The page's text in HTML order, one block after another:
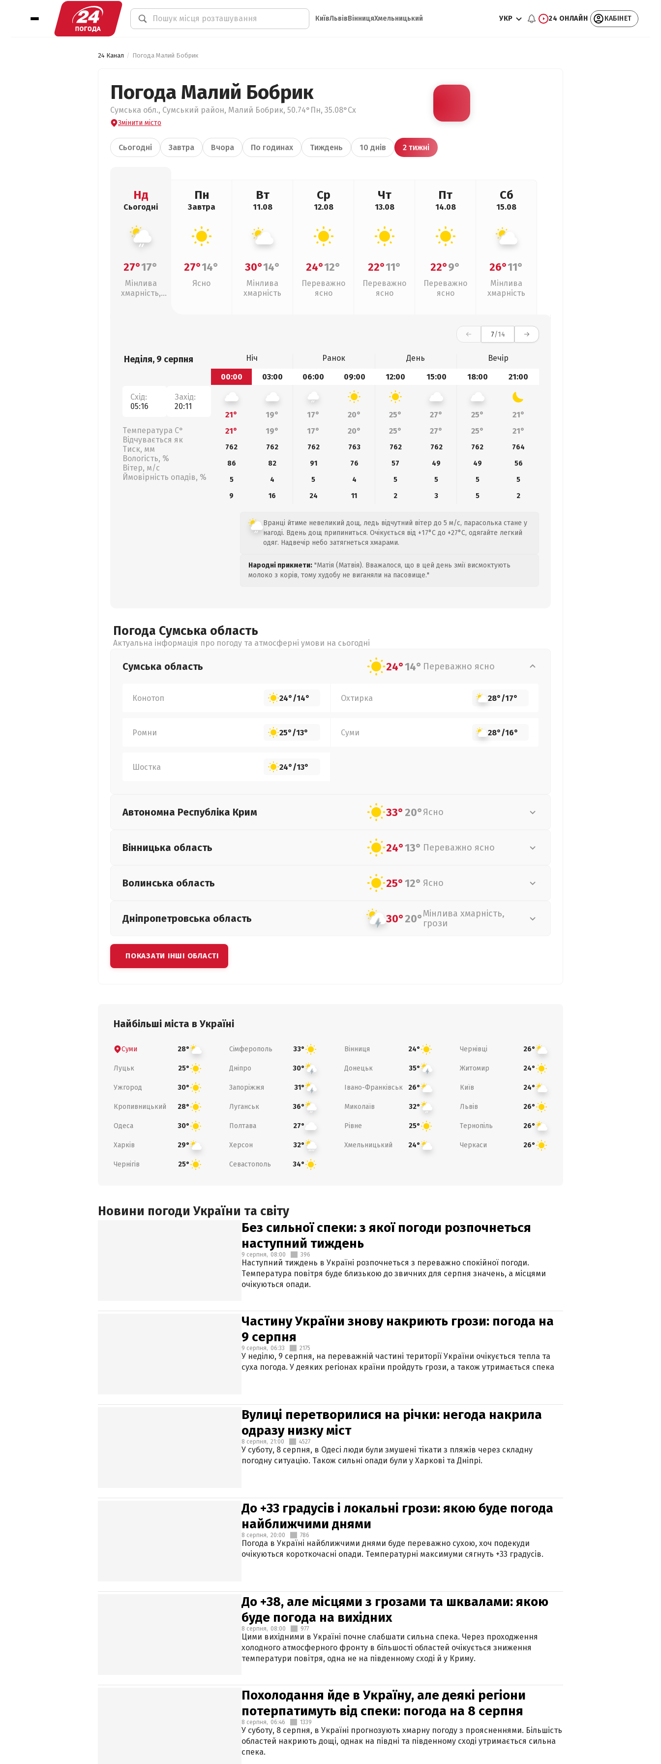
КиївЛьвівВінницяХмельницький УКР 24 ОНЛАЙН КАБІНЕТ
24 Канал Погода Малий Бобрик
Погода Малий Бобрик
Сумська обл., Сумський район, Малий Бобрик, 50.74°Пн, 35.08°Сх
Змінити місто
Сьогодні Завтра Вчора По годинах Тиждень 10 днів 2 тижні
Нд
Сьогодні
27°17°
Мінлива
хмарність,
Пн
Завтра
27°14°
Ясно
Вт
11.08
30°14°
Мінлива
хмарність
Ср
12.08
24°12°
Переважно
ясно
Чт
13.08
22°11°
Переважно
ясно
Пт
14.08
22°9°
Переважно
ясно
Сб
15.08
26°11°
Мінлива
хмарність
7/14
Неділя, 9 серпня
Схід:
05:16
Захід:
20:11
Температура С°
Відчувається як
Тиск, мм
Вологість, %
Вітер, м/с
Ймовірність опадів, %
Ніч Ранок День
Вечір
00:00
03:00 06:00 09:00 12:00 15:00 18:00 21:00
21° 19° 17° 20° 25° 27° 25°
21°
21°
19° 17° 20° 25° 27° 25° 21°
762 762 762 763 762 762 762
764
86
82 91 76 57 49 49
56
5
4 5 4 5 5 5
5
9
16 24 11 2 3 5 2
Вранці йтиме невеликий дощ, ледь відчутний вітер до 5 м/с, парасолька стане у
нагоді. Вдень дощ припиниться. Очікується від +17°C до +27°C, одягайте легкий
одяг. Надвечір небо затягнеться хмарами.
Народні прикмети: "Матія (Матвія). Вважалося, що в цей день змії висмоктують
молоко з корів, тому худобу не виганяли на пасовище."
Погода Сумська область
Актуальна інформація про погоду та атмосферні умови на сьогодні
Сумська область 24°14° Переважно ясно
Конотоп 24°/14° Охтирка 28°/17°
Ромни 25°/13° Суми 28°/16°
Шостка 24°/13°
Автономна Республіка Крим 33°20°Ясно
Вінницька область 24°13° Переважно ясно
Волинська область 25°12° Ясно
Дніпропетровська область 30°20°Мінлива хмарність,
грози
ПОКАЗАТИ ІНШІ ОБЛАСТІ
Найбільші міста в Україні
Суми 28° Сімферополь 33° Вінниця 24° Чернівці 26°
Луцьк 25° Дніпро 30° Донецьк 35° Житомир 24°
Ужгород 30° Запоріжжя 31° Івано-Франківськ 26° Київ 24°
Кропивницький 28° Луганськ 36° Миколаїв 32° Львів 26°
Одеса 30° Полтава 27° Рівне 25° Тернопіль 26°
Харків 29° Херсон 32° Хмельницький 24° Черкаси 26°
Чернігів 25° Севастополь 34°
Новини погоди України та світу
Без сильної спеки: з якої погоди розпочнеться
наступний тиждень
9 серпня, 08:00 396
Наступний тиждень в Україні розпочнеться з переважно спокійної погоди.
Температура повітря буде близькою до звичних для серпня значень, а місцями
очікуються опади.
Частину України знову накриють грози: погода на
9 серпня
9 серпня, 06:33 2175
У неділю, 9 серпня, на переважній частині території України очікується тепла та
суха погода. У деяких регіонах країни пройдуть грози, а також утримається спека
Вулиці перетворилися на річки: негода накрила
одразу низку міст
8 серпня, 21:00 4527
У суботу, 8 серпня, в Одесі люди були змушені тікати з пляжів через складну
погодну ситуацію. Також сильні опади були у Харкові та Дніпрі.
До +33 градусів і локальні грози: якою буде погода
найближчими днями
8 серпня, 20:00 786
Погода в Україні найближчими днями буде переважно сухою, хоч подекуди
очікуються короткочасні опади. Температурні максимуми сягнуть +33 градусів.
До +38, але місцями з грозами та шквалами: якою
буде погода на вихідних
8 серпня, 08:00 977
Цими вихідними в Україні почне слабшати сильна спека. Через проходження
холодного атмосферного фронту в більшості областей очікується зниження
температури повітря, одна не на південному сході й у Криму.
Похолодання йде в Україну, але деякі регіони
потерпатимуть від спеки: погода на 8 серпня
8 серпня, 06:46 1339
У суботу, 8 серпня, в Україні прогнозують хмарну погоду з проясненнями. Більшість
областей накриють дощі, однак на півдні та південному сході утримається сильна
спека.